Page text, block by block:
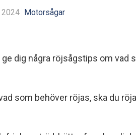
2024 Motorsågar
dig några röjsågstips om vad
som behöver röjas, ska du